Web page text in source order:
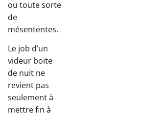
ou toute sorte
de
mésententes.
Le job d’un
videur boite
de nuit ne
revient pas
seulement à
mettre fin à